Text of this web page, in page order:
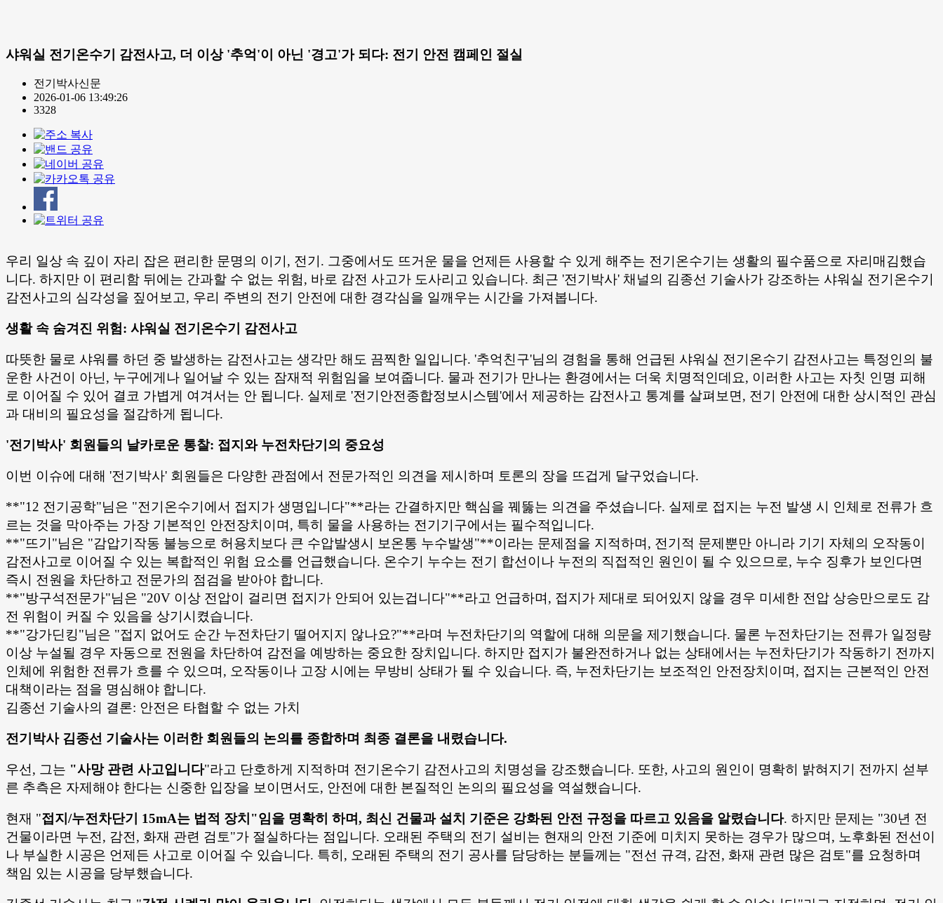
샤워실 전기온수기 감전사고, 더 이상 '추억'이 아닌 '경고'가 되다: 전기 안전 캠페인 절실
전기박사신문
2026-01-06 13:49:26
3328
우리 일상 속 깊이 자리 잡은 편리한 문명의 이기, 전기. 그중에서도 뜨거운 물을 언제든 사용할 수 있게 해주는 전기온수기는 생활의 필수품으로 자리매김했습
니다. 하지만 이 편리함 뒤에는 간과할 수 없는 위험, 바로 감전 사고가 도사리고 있습니다. 최근 '전기박사' 채널의 김종선 기술사가 강조하는 샤워실 전기온수기
감전사고의 심각성을 짚어보고, 우리 주변의 전기 안전에 대한 경각심을 일깨우는 시간을 가져봅니다.
생활 속 숨겨진 위험: 샤워실 전기온수기 감전사고
따뜻한 물로 샤워를 하던 중 발생하는 감전사고는 생각만 해도 끔찍한 일입니다. '추억친구'님의 경험을 통해 언급된 샤워실 전기온수기 감전사고는 특정인의 불
운한 사건이 아닌, 누구에게나 일어날 수 있는 잠재적 위험임을 보여줍니다. 물과 전기가 만나는 환경에서는 더욱 치명적인데요, 이러한 사고는 자칫 인명 피해
로 이어질 수 있어 결코 가볍게 여겨서는 안 됩니다. 실제로 '전기안전종합정보시스템'에서 제공하는 감전사고 통계를 살펴보면, 전기 안전에 대한 상시적인 관심
과 대비의 필요성을 절감하게 됩니다.
'전기박사' 회원들의 날카로운 통찰: 접지와 누전차단기의 중요성
이번 이슈에 대해 '전기박사' 회원들은 다양한 관점에서 전문가적인 의견을 제시하며 토론의 장을 뜨겁게 달구었습니다.
**"12 전기공학"님은 "전기온수기에서 접지가 생명입니다"**라는 간결하지만 핵심을 꿰뚫는 의견을 주셨습니다. 실제로 접지는 누전 발생 시 인체로 전류가 흐
르는 것을 막아주는 가장 기본적인 안전장치이며, 특히 물을 사용하는 전기기구에서는 필수적입니다.
**"뜨기"님은 "감압기작동 불능으로 허용치보다 큰 수압발생시 보온통 누수발생"**이라는 문제점을 지적하며, 전기적 문제뿐만 아니라 기기 자체의 오작동이
감전사고로 이어질 수 있는 복합적인 위험 요소를 언급했습니다. 온수기 누수는 전기 합선이나 누전의 직접적인 원인이 될 수 있으므로, 누수 징후가 보인다면
즉시 전원을 차단하고 전문가의 점검을 받아야 합니다.
**"방구석전문가"님은 "20V 이상 전압이 걸리면 접지가 안되어 있는겁니다"**라고 언급하며, 접지가 제대로 되어있지 않을 경우 미세한 전압 상승만으로도 감
전 위험이 커질 수 있음을 상기시켰습니다.
**"강가딘킹"님은 "접지 없어도 순간 누전차단기 떨어지지 않나요?"**라며 누전차단기의 역할에 대해 의문을 제기했습니다. 물론 누전차단기는 전류가 일정량
이상 누설될 경우 자동으로 전원을 차단하여 감전을 예방하는 중요한 장치입니다. 하지만 접지가 불완전하거나 없는 상태에서는 누전차단기가 작동하기 전까지
인체에 위험한 전류가 흐를 수 있으며, 오작동이나 고장 시에는 무방비 상태가 될 수 있습니다. 즉, 누전차단기는 보조적인 안전장치이며, 접지는 근본적인 안전
대책이라는 점을 명심해야 합니다.
김종선 기술사의 결론: 안전은 타협할 수 없는 가치
전기박사 김종선 기술사는 이러한 회원들의 논의를 종합하며 최종 결론을 내렸습니다.
우선, 그는 "사망 관련 사고입니다"라고 단호하게 지적하며 전기온수기 감전사고의 치명성을 강조했습니다. 또한, 사고의 원인이 명확히 밝혀지기 전까지 섣부
른 추측은 자제해야 한다는 신중한 입장을 보이면서도, 안전에 대한 본질적인 논의의 필요성을 역설했습니다.
현재 "접지/누전차단기 15mA는 법적 장치"임을 명확히 하며, 최신 건물과 설치 기준은 강화된 안전 규정을 따르고 있음을 알렸습니다. 하지만 문제는 "30년 전
건물이라면 누전, 감전, 화재 관련 검토"가 절실하다는 점입니다. 오래된 주택의 전기 설비는 현재의 안전 기준에 미치지 못하는 경우가 많으며, 노후화된 전선이
나 부실한 시공은 언제든 사고로 이어질 수 있습니다. 특히, 오래된 주택의 전기 공사를 담당하는 분들께는 "전선 규격, 감전, 화재 관련 많은 검토"를 요청하며
책임 있는 시공을 당부했습니다.